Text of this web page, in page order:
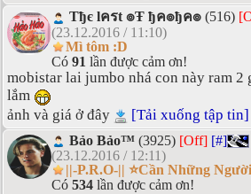
Tђє lครt ๏Ŧ ђค๏ђค๏ (516)
(23.12.2016 / 11:10)
Mì tôm :D
Có 91 lần được cảm ơn!
mobistar lai jumbo nhá con này ram
lắm
ảnh và giá ở đây
[Tải xuống tập tin]
Bảo Bảo™ (3925) [Off] [#]
(23.12.2016 / 12:11)
||-P.R.O-|| ⭐Cần Những
Có 534 lần được cảm ơn!